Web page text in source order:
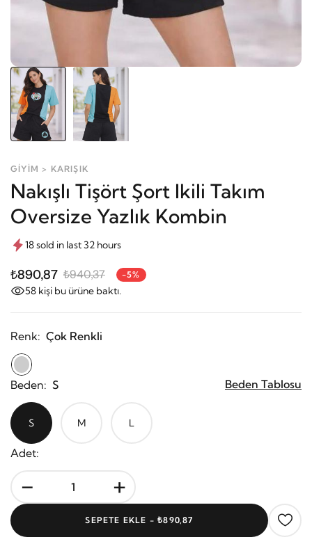
GİYİM > KARIŞIK
Nakışlı Tişört Şort Ikili Takım
Oversize Yazlık Kombin
18 sold in last 32 hours
₺890,87 ₺940,37 -5%
58 kişi bu ürüne baktı.
Renk: Çok Renkli
Beden: S Beden Tablosu
S M L
Adet:
- +
SEPETE EKLE -₺890,87